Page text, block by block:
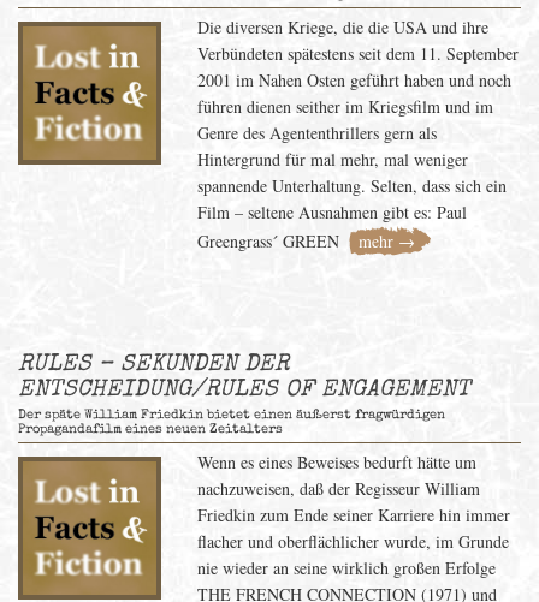
Die diversen Kriege, die die USA und ihre
Verbündeten spätestens seit dem 11. September
2001 im Nahen Osten geführt haben und noch
führen dienen seither im Kriegsfilm und im
Genre des Agententhrillers gern als
Hintergrund für mal mehr, mal weniger
spannende Unterhaltung. Selten, dass sich ein
Film – seltene Ausnahmen gibt es: Paul
Greengrass´ GREEN
mehr →
RULES – SEKUNDEN DER
ENTSCHEIDUNG/RULES OF ENGAGEMENT
Der späte William Friedkin bietet einen äußerst fragwürdigen
Propagandafilm eines neuen Zeitalters
Wenn es eines Beweises bedurft hätte um
nachzuweisen, daß der Regisseur William
Friedkin zum Ende seiner Karriere hin immer
flacher und oberflächlicher wurde, im Grunde
nie wieder an seine wirklich großen Erfolge
THE FRENCH CONNECTION (1971) und